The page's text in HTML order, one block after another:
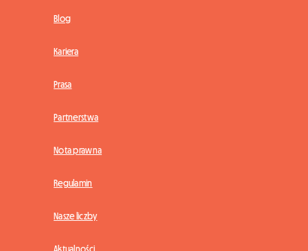
Blog
Kariera
Prasa
Partnerstwa
Nota prawna
Regulamin
Nasze liczby
Aktualności